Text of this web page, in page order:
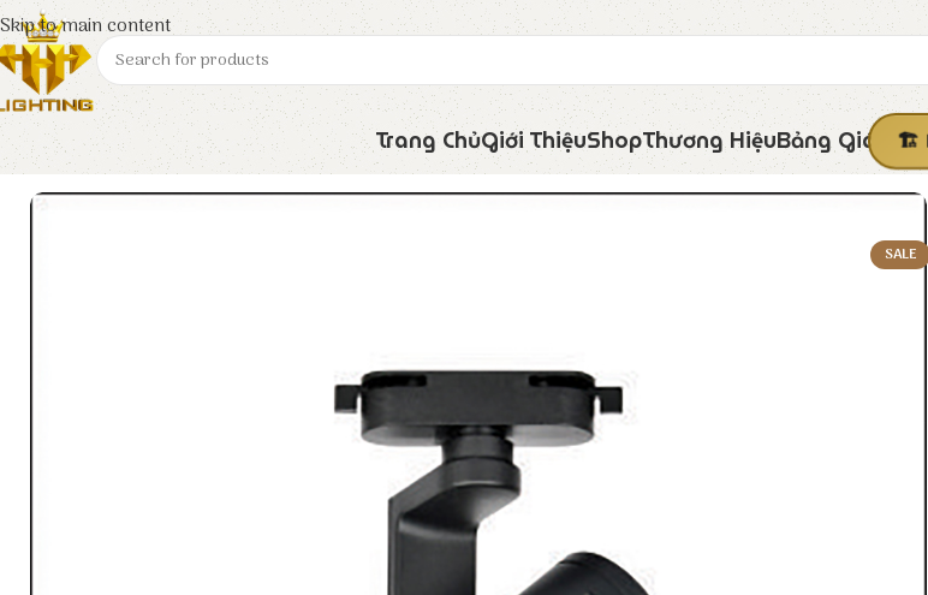
Skip to main content
Trang ChủGiới ThiệuShopThương HiệuBảng Giá
Trang chủ Euroto Đèn LED Đèn Rọi Ray FR – 354
SALE